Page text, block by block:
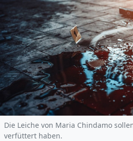
Die Leiche von Maria Chindamo
verfüttert haben.